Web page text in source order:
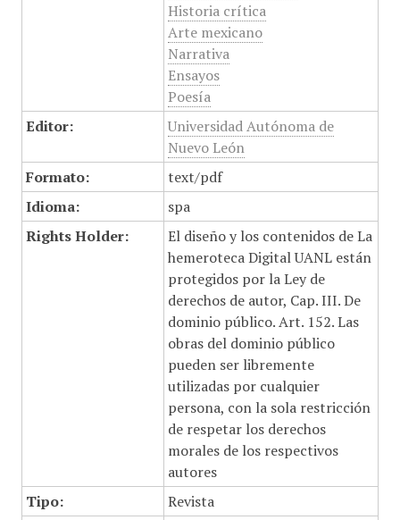
Historia crítica
Arte mexicano
Narrativa
Ensayos
Poesía
Editor:
Universidad Autónoma de
Nuevo León
Formato:
text/pdf
Idioma:
spa
Rights Holder:
El diseño y los contenidos de La
hemeroteca Digital UANL están
protegidos por la Ley de
derechos de autor, Cap. III. De
dominio público. Art. 152. Las
obras del dominio público
pueden ser libremente
utilizadas por cualquier
persona, con la sola restricción
de respetar los derechos
morales de los respectivos
autores
Tipo:
Revista